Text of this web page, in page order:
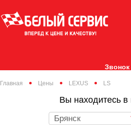
Главная Цены LEXUS LS
Вы находитесь в
Брянск